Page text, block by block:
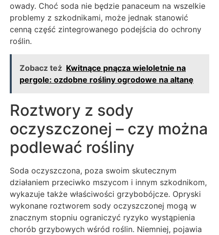
owady. Choć soda nie będzie panaceum na wszelkie
problemy z szkodnikami, może jednak stanowić
cenną część zintegrowanego podejścia do ochrony
roślin.
Zobacz też Kwitnące pnącza wieloletnie na
pergole: ozdobne rośliny ogrodowe na altanę
Roztwory z sody
oczyszczonej – czy można
podlewać rośliny
Soda oczyszczona, poza swoim skutecznym
działaniem przeciwko mszycom i innym szkodnikom,
wykazuje także właściwości grzybobójcze. Opryski
wykonane roztworem sody oczyszczonej mogą w
znacznym stopniu ograniczyć ryzyko wystąpienia
chorób grzybowych wśród roślin. Niemniej, pojawia